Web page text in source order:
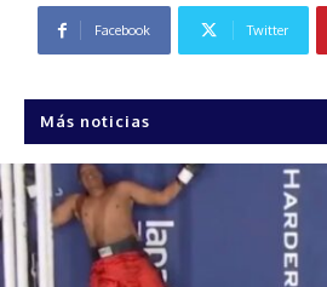
Facebook Twitter
Más noticias